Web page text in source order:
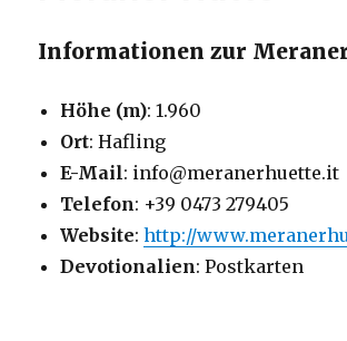
Informationen zur
Höhe (m): 1.960
Ort: Hafling
E-Mail: info@meranerhuette.it
Telefon: +39 0473 279405
Website:http://
Devotionalien: Postkarten